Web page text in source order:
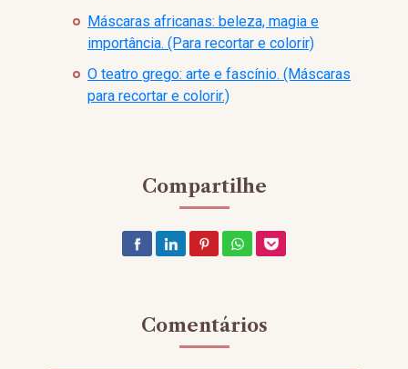
Máscaras africanas: beleza, magia e
importância. (Para recortar e colorir)
O teatro grego: arte e fascínio. (Máscaras
para recortar e colorir.)
Compartilhe
Comentários